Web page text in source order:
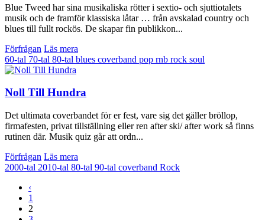
Blue Tweed har sina musikaliska rötter i sextio- och sjuttiotalets
musik och de framför klassiska låtar … från avskalad country och
blues till fullt rockös. De skapar fin publikkon...
Förfrågan Läs mera
60-tal 70-tal 80-tal blues coverband pop rnb rock soul
Noll Till Hundra
Det ultimata coverbandet för er fest, vare sig det gäller bröllop,
firmafesten, privat tillställning eller ren after ski/ after work så finns
rutinen där. Musik quiz går att ordn...
Förfrågan Läs mera
2000-tal 2010-tal 80-tal 90-tal coverband Rock
‹
1
2